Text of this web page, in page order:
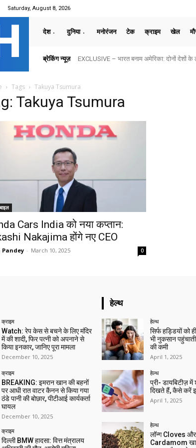
Saturday, August 8, 2026
देश दुनिया मनोरंजन टेक क्राइम खेल
ब्रेकिंग न्यूज़ EXCLUSIVE – भारत बनाम अमेरिका: दोनों देशों
Tags Takuya Tsumura
Takuya Tsumura
Cars India को नया कप्तान:
Nakajima होंगे नए CEO
Pandey - March 10, 2025 0
क्राइम
Watch: रेप केस से बचने के लिए मंदिर
में की शादी, फिर पत्नी को अपनाने से
किया इनकार, जानिए पूरा मामला
December 10, 2025
क्राइम
BREAKING: इमरान खान की बहनों
पर आधी रात वाटर कैनन से किया गया
ठंडे पानी की बोछार, पीटीआई कार्यकर्ता
घायल
December 10, 2025
क्राइम
दिल्ली BMW हादसा: वित्त मंत्रालय
हेल्थ
हेल्थ
सिर्फ हड्डियों को
भी नुकसान
की कमी
April 1, 2025
हेल्थ
प्री- डायबिटीज़ में
दिखते हैं, कैसे करें
April 1, 2025
हेल्थ
लॉन्ग Cloves और
Cardamom